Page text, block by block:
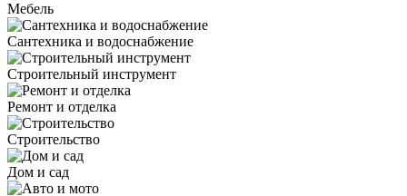
Мебель
Сантехника и водоснабжение
Строительный инструмент
Ремонт и отделка
Строительство
Дом и сад